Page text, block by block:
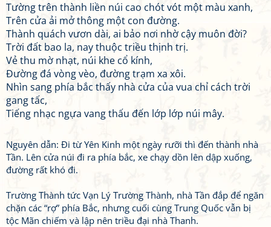
Tường trên thành liền núi cao chót vót một màu xanh,
Trên cửa ải mở thông một con đường.
Thành quách vươn dài, ai bảo nơi nhờ cậy muôn đời?
Trời đất bao la, nay thuộc triều thịnh trị.
Vẻ thu mờ nhạt, núi khe cổ kính,
Đường đá vòng vèo, đường trạm xa xôi.
Nhìn sang phía bắc thấy nhà cửa của vua chỉ cách trời
gang tấc,
Tiếng nhạc ngựa vang thấu đến lớp lớp núi mây.
Nguyên dẫn: Đi từ Yên Kinh một ngày rưỡi thì đến thành nhà
Tần. Lên cửa núi đi ra phía bắc, xe chạy dồn lên dập xuống,
đường rất khó đi.
Trường Thành tức Vạn Lý Trường Thành, nhà Tần đắp để ngăn
chặn các “rợ” phía Bắc, nhưng cuối cùng Trung Quốc vẫn bị
tộc Mãn chiếm và lập nên triều đại nhà Thanh.